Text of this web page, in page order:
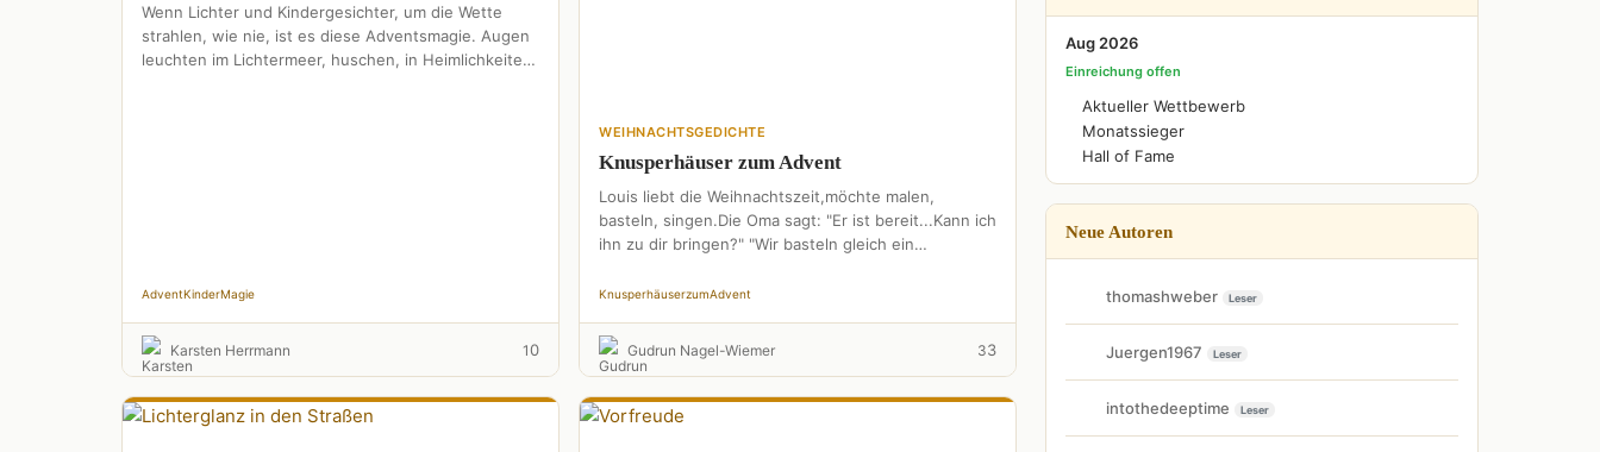
Wenn Lichter und Kindergesichter, um die Wette
strahlen, wie nie, ist es diese Adventsmagie. Augen
leuchten im Lichtermeer, huschen, in Heimlichkeiten,
AdventKinderMagie
Karsten Herrmann 10
WEIHNACHTSGEDICHTE
Knusperhäuser zum Advent
Louis liebt die Weihnachtszeit,möchte malen,
basteln, singen.Die Oma sagt: "Er ist bereit...Kann ich
ihn zu dir bringen?" "Wir basteln gleich ein
KnusperhäuserzumAdvent
Gudrun Nagel-Wiemer 33
Aug 2026
Einreichung offen
Aktueller Wettbewerb
Monatssieger
Hall of Fame
Neue Autoren
thomashweber Leser
Juergen1967 Leser
intothedeeptime Leser